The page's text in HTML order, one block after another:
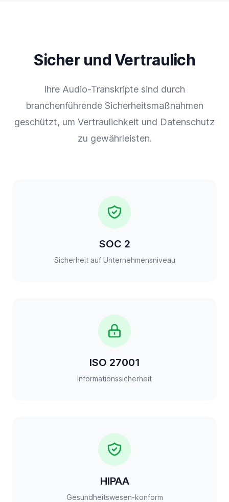
Sicher und Vertraulich
Ihre Audio-Transkripte sind durch
branchenführende Sicherheitsmaßnahmen
geschützt, um Vertraulichkeit und Datenschutz
zu gewährleisten.
SOC 2
Sicherheit auf Unternehmensniveau
ISO 27001
Informationssicherheit
HIPAA
Gesundheitswesen-konform